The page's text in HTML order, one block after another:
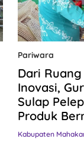
Pariwara
Dari
Inovasi,
Sulap
Produk
Kabupaten